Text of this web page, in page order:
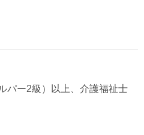
パー2級）以上、介護福祉士